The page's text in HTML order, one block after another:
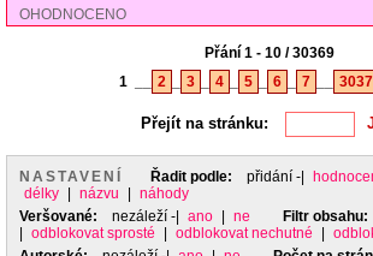
OHODNOCENO
Přání 1 - 10 / 30369
1
2 3 4 5 6 7 3037
Přejít na stránku:
NASTAVENÍ Řadit podle: přidání -|
délky
názvu
náhody
Veršované:
nezáleží -| ano ne Filtr obsahu:
odblokovat sprosté odblokovat nechutné